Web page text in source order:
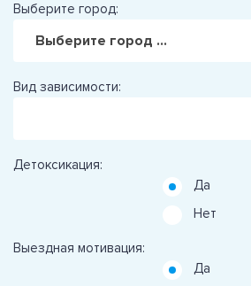
Выберите город:
Выберите город ...
Вид зависимости:
Детоксикация:
Да
Нет
Выездная мотивация:
Да